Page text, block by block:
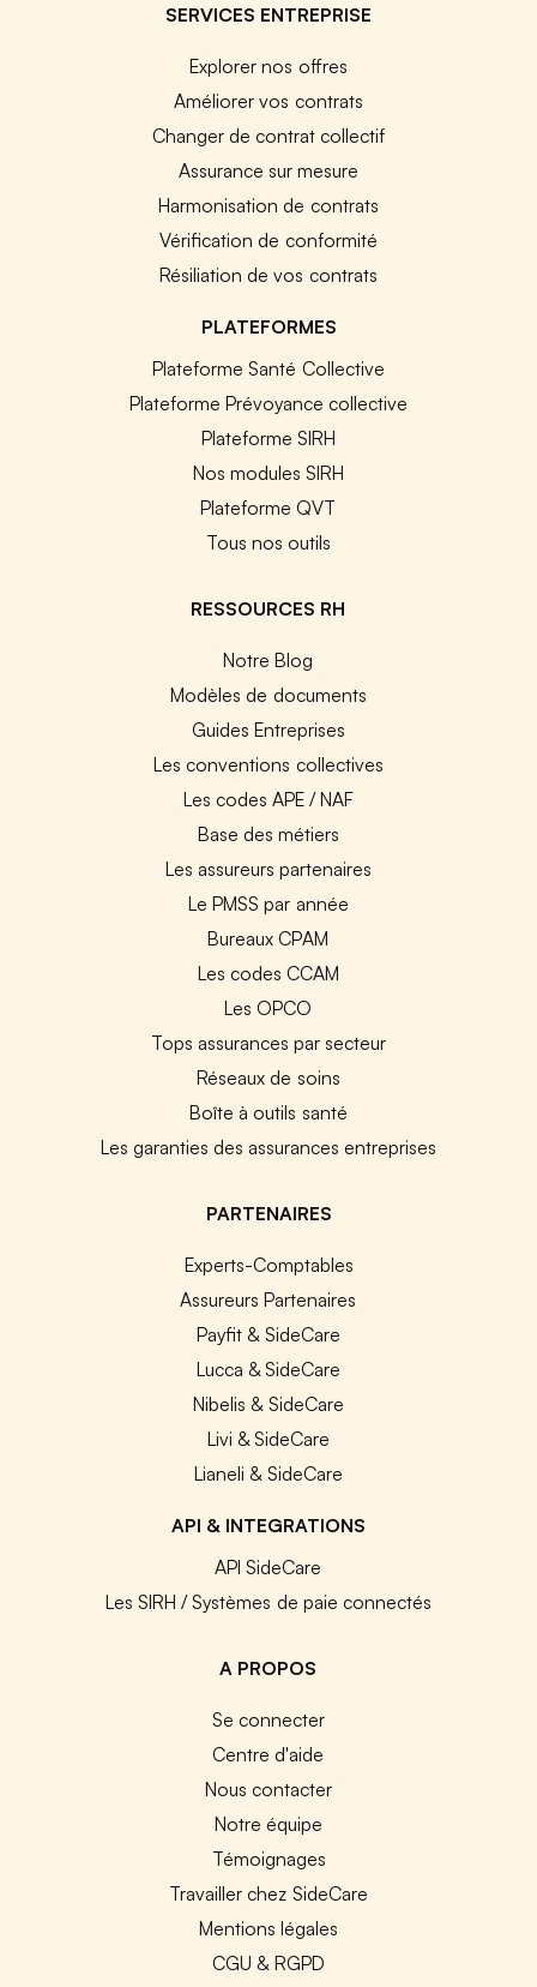
SERVICES ENTREPRISE
Explorer nos offres
Améliorer vos contrats
Changer de contrat collectif
Assurance sur mesure
Harmonisation de contrats
Vérification de conformité
Résiliation de vos contrats
PLATEFORMES
Plateforme Santé Collective
Plateforme Prévoyance collective
Plateforme SIRH
Nos modules SIRH
Plateforme QVT
Tous nos outils
RESSOURCES RH
Notre Blog
Modèles de documents
Guides Entreprises
Les conventions collectives
Les codes APE / NAF
Base des métiers
Les assureurs partenaires
Le PMSS par année
Bureaux CPAM
Les codes CCAM
Les OPCO
Tops assurances par secteur
Réseaux de soins
Boîte à outils santé
Les garanties des assurances entreprises
PARTENAIRES
Experts-Comptables
Assureurs Partenaires
Payfit & SideCare
Lucca & SideCare
Nibelis & SideCare
Livi & SideCare
Lianeli & SideCare
API & INTEGRATIONS
API SideCare
Les SIRH / Systèmes de paie connectés
A PROPOS
Se connecter
Centre d'aide
Nous contacter
Notre équipe
Témoignages
Travailler chez SideCare
Mentions légales
CGU & RGPD